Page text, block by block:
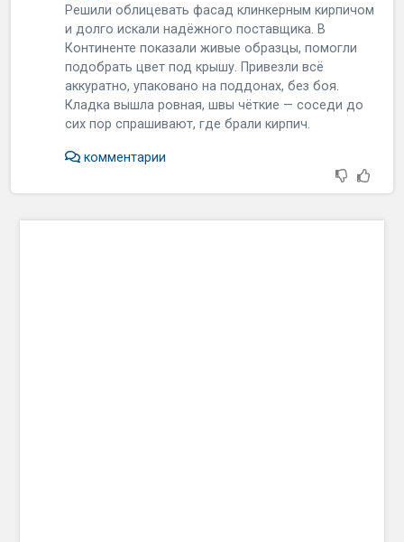
Решили облицевать фасад клинкерным кирпичом
и долго искали надёжного поставщика. В
Континенте показали живые образцы, помогли
подобрать цвет под крышу. Привезли всё
аккуратно, упаковано на поддонах, без боя.
Кладка вышла ровная, швы чёткие — соседи до
сих пор спрашивают, где брали кирпич.
комментарии